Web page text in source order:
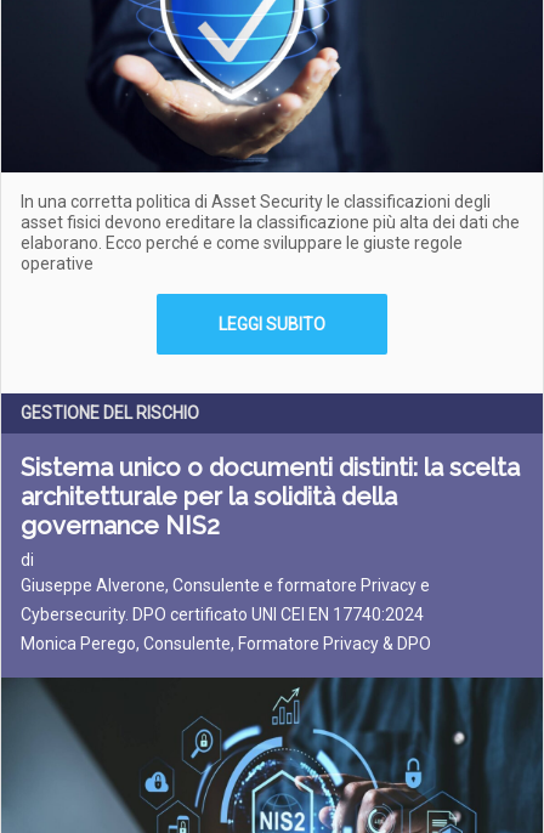
In una corretta politica di Asset Security le classificazioni degli
asset fisici devono ereditare la classificazione più alta dei dati che
elaborano. Ecco perché e come sviluppare le giuste regole
operative
LEGGI SUBITO
GESTIONE DEL RISCHIO
Sistema unico o documenti distinti: la scelta
architetturale per la solidità della
governance NIS2
di
Giuseppe Alverone, Consulente e formatore Privacy e
Cybersecurity. DPO certificato UNI CEI EN 17740:2024
Monica Perego, Consulente, Formatore Privacy & DPO